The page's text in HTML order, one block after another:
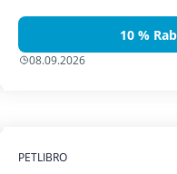
10 %
08.09.2026
PETLIBRO